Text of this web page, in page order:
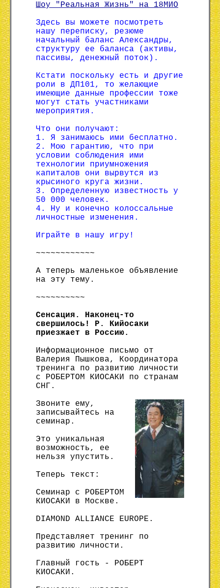
Шоу "Реальная Жизнь" на 18МИО
Здесь вы можете посмотреть
нашу переписку, резюме
начальный баланс Александры,
структуру ее баланса (активы,
пассивы, денежный поток).
Кстати поскольку есть и другие
роли в ДП101, то желающие
имеющие данные профессии тоже
могут стать участниками
мероприятия.
Что они получают:
1. Я занимаюсь ими бесплатно.
2. Мою гарантию, что при
условии соблюдения ими
технологии приумножения
капиталов они вырвутся из
крысиного круга жизни.
3. Определенную известность у
50 000 человек.
4. Ну и конечно колоссальные
личностные изменения.
Играйте в нашу игру!
~~~~~~~~~~~~
А теперь маленькое объявление
на эту тему.
~~~~~~~~~~
Сенсация. Наконец-то
свершилось! Р. Кийосаки
приезжает в Россию.
Информационное письмо от
Валерия Пышкова, Координатора
тренинга по развитию личности
с РОБЕРТОМ КИОСАКИ по странам
СНГ.
Звоните ему,
записывайтесь на
семинар.
Это уникальная
возможность, ее
нельзя упустить.
Теперь текст:
Семинар с РОБЕРТОМ
КИОСАКИ в Москве.
DIAMOND ALLIANCE EUROPE.
Представляет тренинг по
развитию личности.
Главный гость - РОБЕРТ
КИОСАКИ.